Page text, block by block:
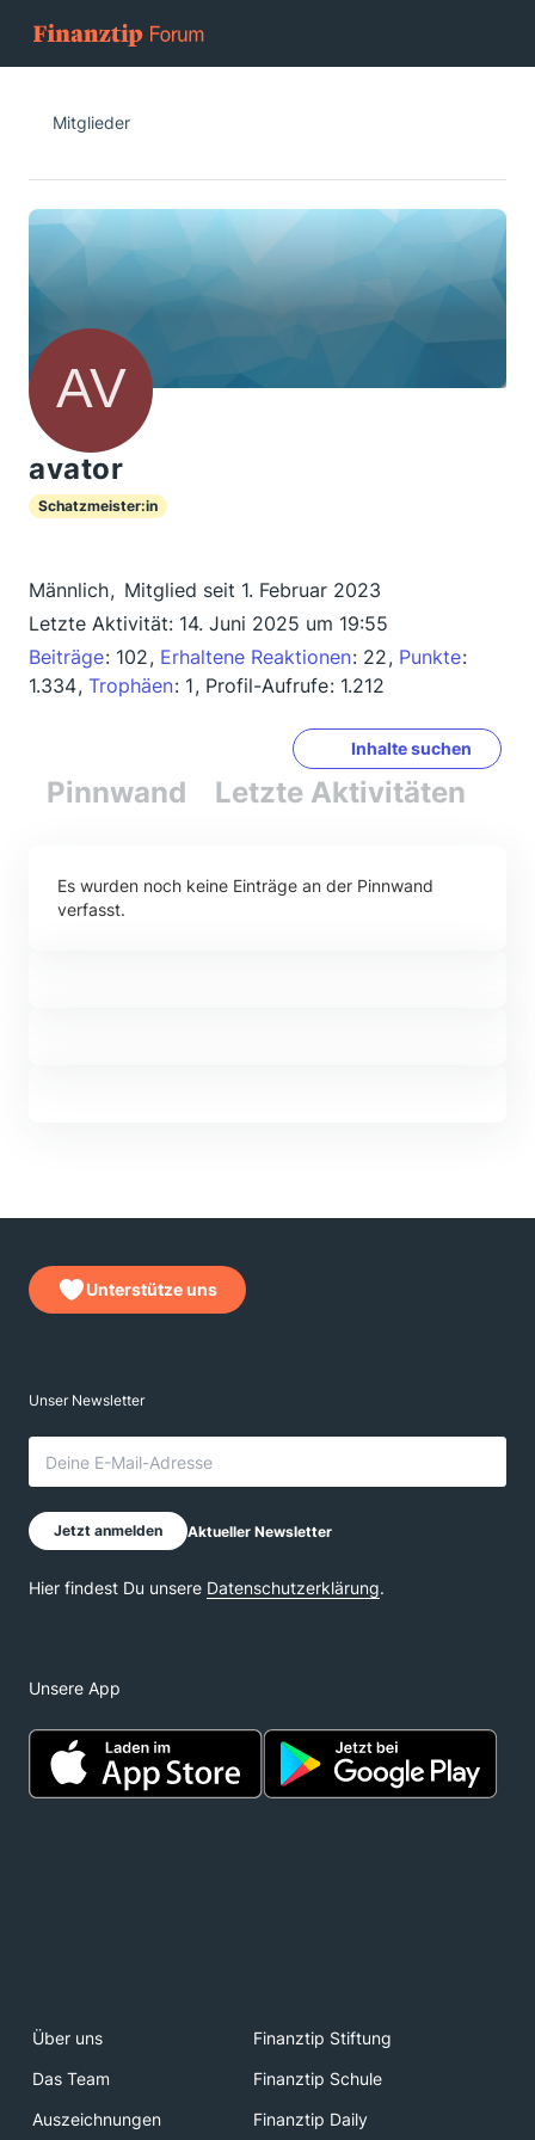
Mitglieder
avator
Schatzmeister:in
Männlich
Mitglied seit 1. Februar 2023
Letzte Aktivität: 14. Juni 2025 um 19:55
Beiträge 102 Erhaltene Reaktionen 22 Punkte
1.334 Trophäen 1 Profil-Aufrufe 1.212
Inhalte suchen
Pinnwand Letzte Aktivitäten
Es wurden noch keine Einträge an der Pinnwand
verfasst.
Unterstütze uns
Unsere App
Über uns
Finanztip Stiftung
Das Team
Finanztip Schule
Auszeichnungen
Finanztip Daily